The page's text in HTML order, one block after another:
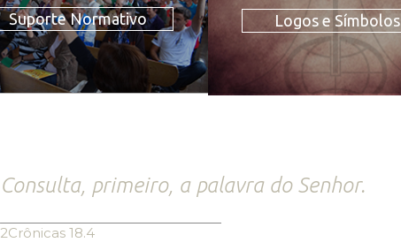
Suporte Normativo Logos e Símbolos
Consulta, primeiro, a palavra do Senhor.
2Crônicas 18.4